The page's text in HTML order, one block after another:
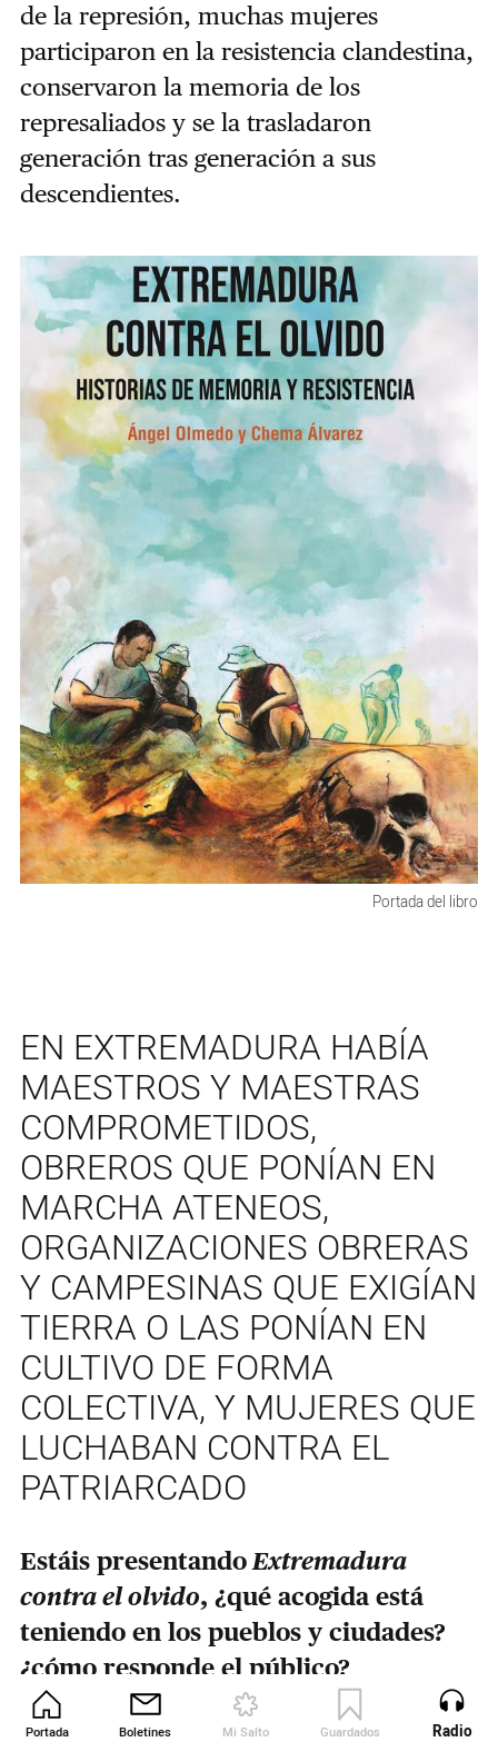
Portada Boletines Mi Salto Guardados Revista
de la represión, muchas mujeres
participaron en la resistencia clandestina,
conservaron la memoria de los
represaliados y se la trasladaron
generación tras generación a sus
descendientes.
Portada del libro
EN EXTREMADURA HABÍA
MAESTROS Y MAESTRAS
COMPROMETIDOS,
OBREROS QUE PONÍAN EN
MARCHA ATENEOS,
ORGANIZACIONES OBRERAS
Y CAMPESINAS QUE EXIGÍAN
TIERRA O LAS PONÍAN EN
CULTIVO DE FORMA
COLECTIVA, Y MUJERES QUE
LUCHABAN CONTRA EL
PATRIARCADO
Estáis presentandoExtremadura
contra el olvido, ¿qué acogida está
teniendo en los pueblos y ciudades?
¿cómo responde el público?
Chema:
Está teniendo muy buena
Radio